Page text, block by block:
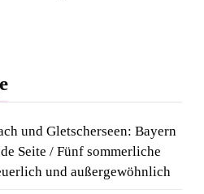
Kult auf Couture trifft:
Sun setzt modisches
Week
bestätigt
und Gletscherseen: Bayern
Seite / Fünf sommerliche
und außergewöhnlich